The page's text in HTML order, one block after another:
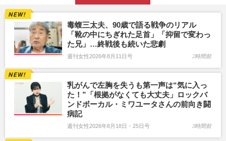
毒蝮三太夫、90歳で語る戦争のリアル
「靴の中にちぎれた足首」「抑留で変わっ
た兄」…終戦後も続いた悲劇
週刊女性2026年8月11日号 2時間前
乳がんで左胸を失うも第一声は“気に入っ
た！”「根拠がなくても大丈夫」ロックバ
ンドボーカル・ミワユータさんの前向き闘
病記
週刊女性2026年8月18日・25日号 3時間前